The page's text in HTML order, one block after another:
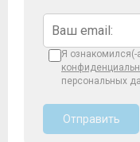
Я ознакомился(-
персональных
Отправить